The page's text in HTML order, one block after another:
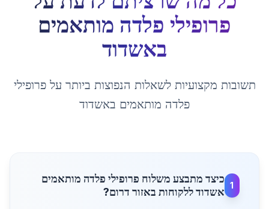
פרופילי פלדה מותאמים
באשדוד
תשובות מקצועיות לשאלות הנפוצות ביותר עלפרופילי
פלדה מותאמים באשדוד
1
כיצד מתבצע משלוח פרופילי פלדה מותאמים
אשדוד ללקוחות באזור דרום?